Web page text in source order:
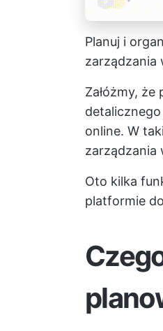
Planuj i
zarządzania
Załóżmy,
online. W
zarządzania
Oto kilka
platformie